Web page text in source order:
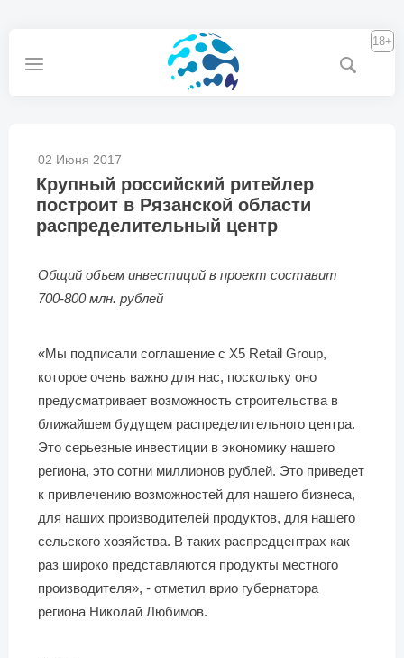
18+
02 Июня 2017
Крупный российский ритейлер
построит в Рязанской области
распределительный центр
Общий объем инвестиций в проект составит
700-800 млн. рублей
«Мы подписали соглашение с Х5 Retail Group,
которое очень важно для нас, поскольку оно
предусматривает возможность строительства в
ближайшем будущем распределительного центра.
Это серьезные инвестиции в экономику нашего
региона, это сотни миллионов рублей. Это приведет
к привлечению возможностей для нашего бизнеса,
для наших производителей продуктов, для нашего
сельского хозяйства. В таких распредцентрах как
раз широко представляются продукты местного
производителя», - отметил врио губернатора
региона Николай Любимов.